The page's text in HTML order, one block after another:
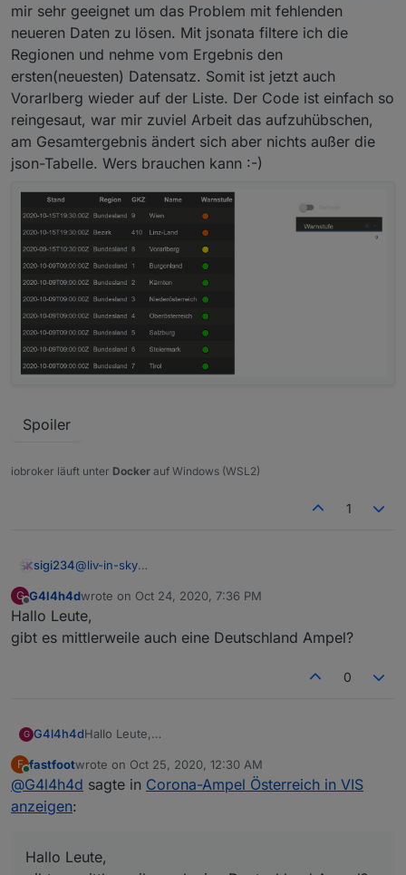
mir sehr geeignet um das Problem mit fehlenden
neueren Daten zu lösen. Mit jsonata filtere ich die
Regionen und nehme vom Ergebnis den
ersten(neuesten) Datensatz. Somit ist jetzt auch
Vorarlberg wieder auf der Liste. Der Code ist einfach so
reingesaut, war mir zuviel Arbeit das aufzuhübschen,
am Gesamtergebnis ändert sich aber nichts außer die
json-Tabelle. Wers brauchen kann :-)
Spoiler
iobroker läuft unter Docker auf Windows (WSL2)
1
sigi234@liv-in-sky
mit Freitag 15:00 Uhr wäre ja dann ausreichend?
Ev. ein DP um es Manuel aus zu lösen?
G
Offline
G4l4h4dwrote on Oct 24, 2020, 7:36 PM
last edited by
Hallo Leute,
gibt es mittlerweile auch eine Deutschland Ampel?
0
G G4l4h4dHallo Leute,
F
Online
fastfootwrote on Oct 25, 2020, 12:30 AM
last edited by
@G4l4h4d sagte in Corona-Ampel Österreich in VIS
anzeigen:
Hallo Leute,